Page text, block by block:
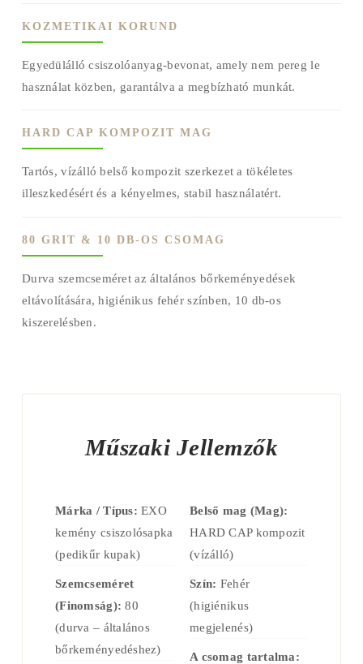
KOZMETIKAI KORUND
Egyedülálló csiszolóanyag-bevonat, amely nem pereg le
használat közben, garantálva a megbízható munkát.
HARD CAP KOMPOZIT MAG
Tartós, vízálló belső kompozit szerkezet a tökéletes
illeszkedésért és a kényelmes, stabil használatért.
80 GRIT & 10 DB-OS CSOMAG
Durva szemcseméret az általános bőrkeményedések
eltávolítására, higiénikus fehér színben, 10 db-os
kiszerelésben.
Műszaki Jellemzők
Márka / Típus: EXO
kemény csiszolósapka
(pedikűr kupak)
Szemcseméret
(Finomság): 80
(durva – általános
bőrkeményedéshez)
Belső mag (Mag):
HARD CAP kompozit
(vízálló)
Szín: Fehér
(higiénikus
megjelenés)
A csomag tartalma: